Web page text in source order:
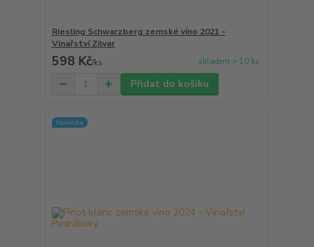
Riesling Schwarzberg zemské víno 2021 -
Vinařství Zilvar
598 Kč/ks skladem > 10 ks
Přidat do košíku
Novinka